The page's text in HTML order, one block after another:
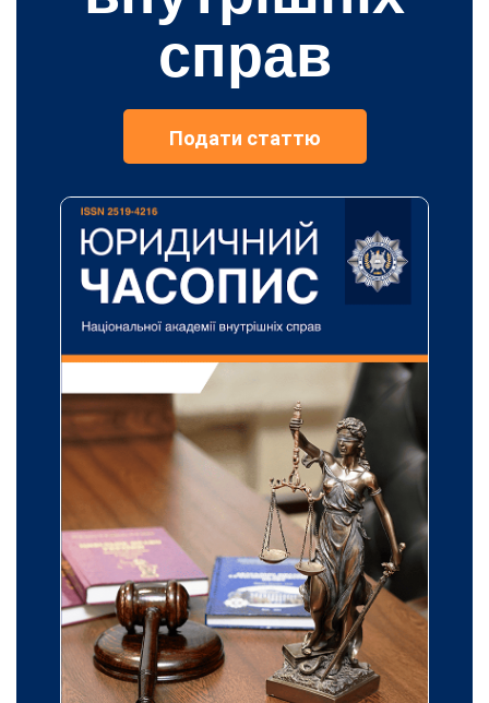
справ
Подати статтю